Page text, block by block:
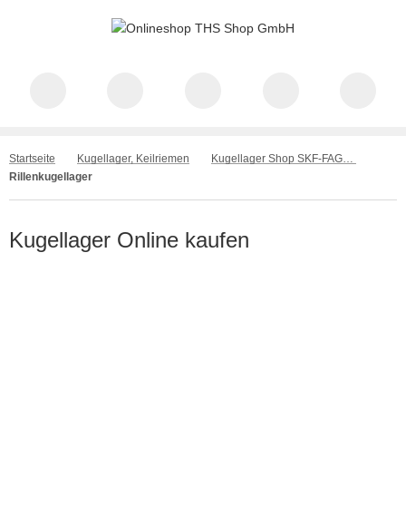
Startseite Kugellager, Keilriemen
Kugellager Shop SKF-FAG-INA-GMN-NKE
Rillenkugellager
Kugellager Online kaufen